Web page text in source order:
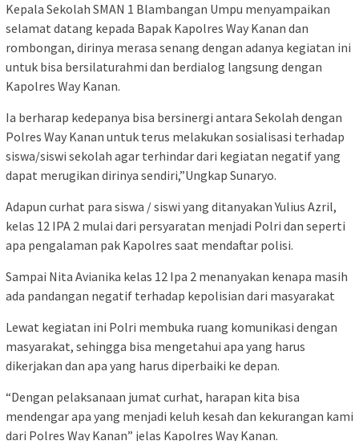
Kepala Sekolah SMAN 1 Blambangan Umpu menyampaikan
selamat datang kepada Bapak Kapolres Way Kanan dan
rombongan, dirinya merasa senang dengan adanya kegiatan ini
untuk bisa bersilaturahmi dan berdialog langsung dengan
Kapolres Way Kanan.
Ia berharap kedepanya bisa bersinergi antara Sekolah dengan
Polres Way Kanan untuk terus melakukan sosialisasi terhadap
siswa/siswi sekolah agar terhindar dari kegiatan negatif yang
dapat merugikan dirinya sendiri,”Ungkap Sunaryo.
Adapun curhat para siswa / siswi yang ditanyakan Yulius Azril,
kelas 12 IPA 2 mulai dari persyaratan menjadi Polri dan seperti
apa pengalaman pak Kapolres saat mendaftar polisi.
Sampai Nita Avianika kelas 12 Ipa 2 menanyakan kenapa masih
ada pandangan negatif terhadap kepolisian dari masyarakat
Lewat kegiatan ini Polri membuka ruang komunikasi dengan
masyarakat, sehingga bisa mengetahui apa yang harus
dikerjakan dan apa yang harus diperbaiki ke depan.
“Dengan pelaksanaan jumat curhat, harapan kita bisa
mendengar apa yang menjadi keluh kesah dan kekurangan kami
dari Polres Way Kanan” jelas Kapolres Way Kanan.